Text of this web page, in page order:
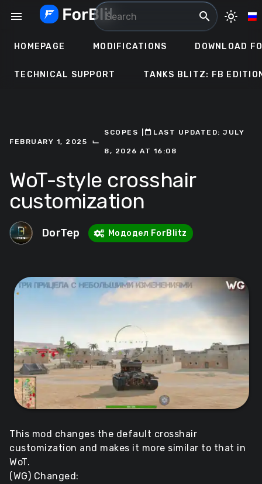
menu search light_mode
HOMEPAGE MODIFICATIONS DOWNLOAD
TECHNICAL SUPPORT TANKS BLITZ: FB
FEBRUARY 1, 2025 ⌙
SCOPES ㅤLAST UPDATED: JULY
8, 2026 AT 16:08
WoT-style crosshair
customization
DorTep Мододел ForBlitz
This mod changes the default crosshair
customization and makes it more similar to that in
WoT.
(WG) Changed: